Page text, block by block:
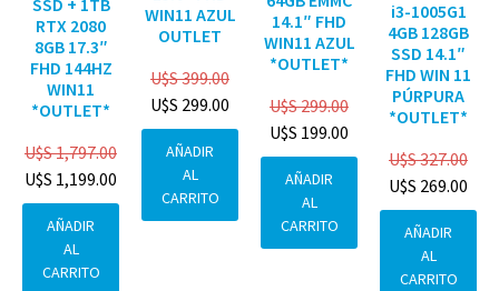
RTX 2080
8GB 17.3″
FHD 144HZ
WIN11
*OUTLET*
U$S1,797.00
U$S 1,199.00
AÑADIR
AL
CARRITO
WIN11 AZUL
OUTLET
U$S399.00
U$S 299.00
AÑADIR
AL
CARRITO
14.1″ FHD
WIN11 AZUL
*OUTLET*
U$S299.00
U$S 199.00
AÑADIR
AL
CARRITO
i3-1005G1
4GB 128GB
SSD 14.1″
FHD WIN 11
PÚRPURA
*OUTLET*
U$S327.00
U$S 269.00
AÑADIR
AL
CARRITO